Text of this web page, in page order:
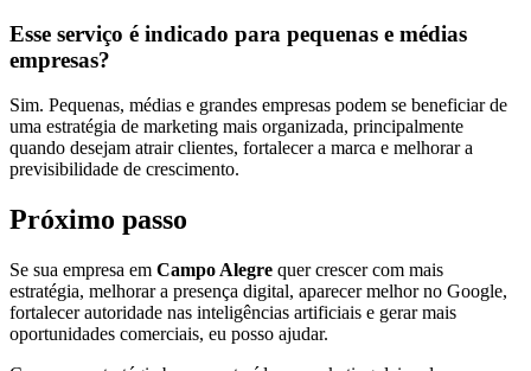
Esse serviço é indicado para pequenas e médias
empresas?
Sim. Pequenas, médias e grandes empresas podem se beneficiar de
uma estratégia de marketing mais organizada, principalmente
quando desejam atrair clientes, fortalecer a marca e melhorar a
previsibilidade de crescimento.
Próximo passo
Se sua empresa em Campo Alegre quer crescer com mais
estratégia, melhorar a presença digital, aparecer melhor no Google,
fortalecer autoridade nas inteligências artificiais e gerar mais
oportunidades comerciais, eu posso ajudar.